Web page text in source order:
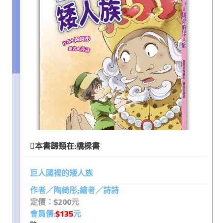
本書歸類在:橋樑書
巨人國裡的矮人族
作者／陶綺彤;繪者／詩詩
定價：$200元
會員價:$135元